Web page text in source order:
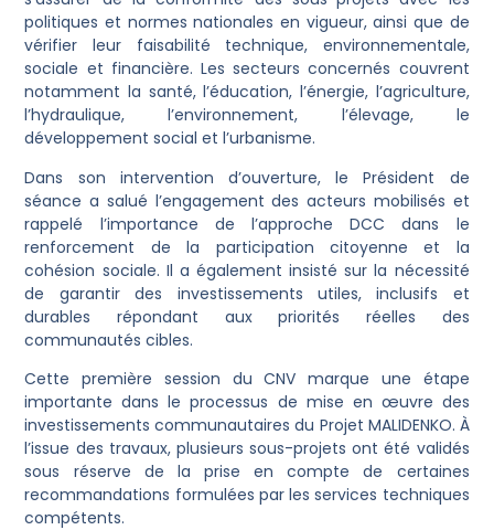
politiques et normes nationales en vigueur, ainsi que de
vérifier leur faisabilité technique, environnementale,
sociale et financière. Les secteurs concernés couvrent
notamment la santé, l’éducation, l’énergie, l’agriculture,
l’hydraulique, l’environnement, l’élevage, le
développement social et l’urbanisme.
Dans son intervention d’ouverture, le Président de
séance a salué l’engagement des acteurs mobilisés et
rappelé l’importance de l’approche DCC dans le
renforcement de la participation citoyenne et la
cohésion sociale. Il a également insisté sur la nécessité
de garantir des investissements utiles, inclusifs et
durables répondant aux priorités réelles des
communautés cibles.
Cette première session du CNV marque une étape
importante dans le processus de mise en œuvre des
investissements communautaires du Projet MALIDENKO. À
l’issue des travaux, plusieurs sous-projets ont été validés
sous réserve de la prise en compte de certaines
recommandations formulées par les services techniques
compétents.